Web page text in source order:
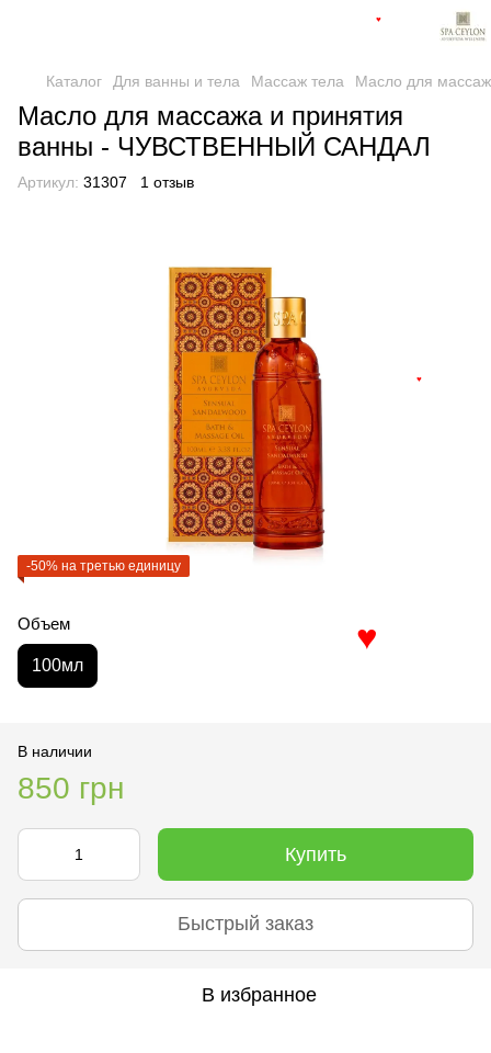
Каталог Для ванны и тела Массаж тела Масло для
Масло для массажа и принятия
ванны - ЧУВСТВЕННЫЙ САНДАЛ
Артикул: 31307 1 отзыв
-50% на третью единицу
Объем
100мл
В наличии
850 грн
Купить
Быстрый заказ
В избранное